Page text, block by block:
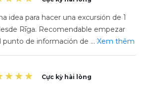
idea para hacer una excursión de 1
Rīga. Recomendable empezar
punto de información de ... Xem thêm
Cực kỳ hài lòng